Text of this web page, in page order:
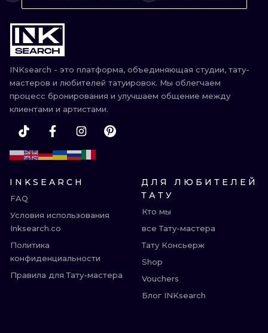
INKsearch - это платформа, объединяющая студии, тату-
мастеров и любителей татуировок. Мы облегчаем
процесс бронирования и улучшаем общение между
клиентами и артистами.
INKSEARCH
FAQ
Условия использования
Inksearch.co
Политика
конфиденциальности
Правила для Тату-мастера
ДЛЯ ЛЮБИТЕЛЕЙ
ТАТУ
Кто мы
все Тату-мастера
Тату Консьерж
Shop
Vouchers
Блог INKsearch